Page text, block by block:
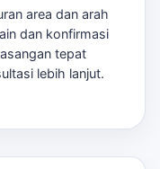
akses loading
masalah
internal,jasa
dipakai untuk
area dan arah
dan konfirmasi
tepat
lebih lanjut.